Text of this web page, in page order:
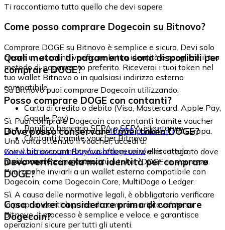
Ti raccontiamo tutto quello che devi sapere
Come posso comprare Dogecoin su Bitnovo?
Comprare DOGE su Bitnovo è semplice e sicuro. Devi solo
creare un account, verificare la tua identità e scegliere il tuo
metodo di pagamento preferito. Riceverai i tuoi token nel
tuo wallet Bitnovo o in qualsiasi indirizzo esterno
compatibile.
Quali metodi di pagamento sono disponibili per
comprare DOGE?
Su Bitnovo puoi comprare Dogecoin utilizzando:
Carta di credito o debito (Visa, Mastercard, Apple Pay,
Google Pay)
Bonifico bancario SEPA o SEPA istantaneo
Contanti tramite voucher Bitnovo
Posso comprare DOGE con contanti?
Sì. Puoi comprare Dogecoin con contanti tramite voucher
Bitnovo, disponibili in più di40.000 punti fisiciin Europa.
Una volta ottenuto il voucher, accedi a:
www.bitnovo.com/buy/cash/dogecoin/e riscattalo
rapidamente e in sicurezza.
Dove posso conservare i miei token DOGE?
Con il tuo account Bitnovo ottieni un wallet integrato dove
puoi conservare e gestire i tuoi token DOGE in sicurezza.
Puoi anche inviarli a un wallet esterno compatibile con
Dogecoin, come Dogecoin Core, MultiDoge o Ledger.
Devo verificare la mia identità per comprare
DOGE?
Sì. A causa delle normative legali, è obbligatorio verificare
la propria identità prima di comprare criptovalute su
Bitnovo. Il processo è semplice e veloce, e garantisce
operazioni sicure per tutti gli utenti.
Cosa dovrei considerare prima di comprare
Dogecoin?